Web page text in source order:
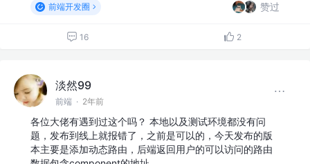
前端开发圈 赞过
16 2
淡然99
前端 · 2年前
各位大佬有遇到过这个吗？ 本地以及测试环境都没有问
题，发布到线上就报错了，之前是可以的，今天发布的版
本主要是添加动态路由，后端返回用户的可以访问的路由